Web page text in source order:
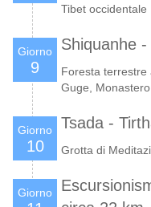
Tibet occidentale
Giorno
9
Shiquanhe -
Foresta terrestre
Guge,
Giorno
10
Tsada -
Grotta di
Giorno